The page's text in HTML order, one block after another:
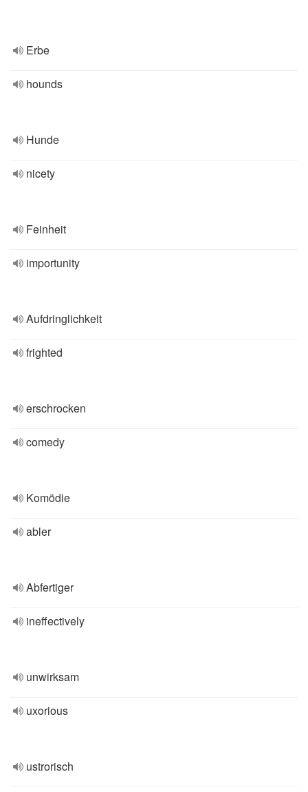
Erbe
hounds
Hunde
nicety
Feinheit
importunity
Aufdringlichkeit
frighted
erschrocken
comedy
Komödie
abler
Abfertiger
ineffectively
unwirksam
uxorious
ustrorisch